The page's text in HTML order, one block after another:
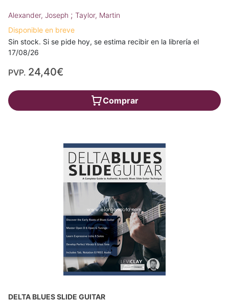
Alexander, Joseph ; Taylor, Martin
Disponible en breve
Sin stock. Si se pide hoy, se estima recibir en la librería el
17/08/26
PVP. 24,40€
Comprar
DELTA BLUES SLIDE GUITAR